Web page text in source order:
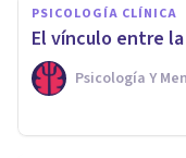
PSICOLOGÍA CLÍNICA
El vínculo entre
Psicología Y